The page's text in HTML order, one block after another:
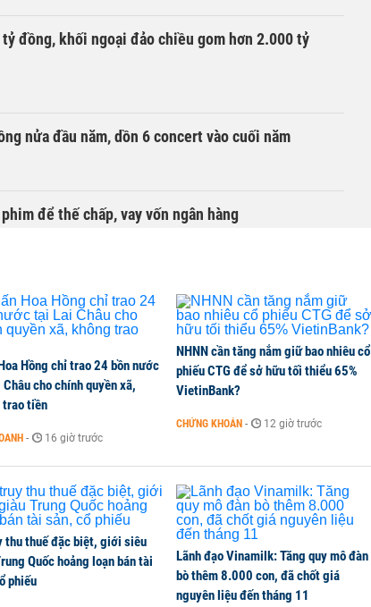
đồng, khối ngoại đảo chiều gom hơn 2.000 tỷ
nửa đầu năm, dồn 6 concert vào cuối năm
để thế chấp, vay vốn ngân hàng
Hồng chỉ trao 24 bồn nước
cho chính quyền xã,
trao tiền
- 16 giờ trước
NHNN cần tăng nắm giữ bao nhiêu cổ
phiếu CTG để sở hữu tối thiểu 65%
VietinBank?
CHỨNG KHOÁN - 12 giờ trước
thu thuế đặc biệt, giới siêu
Quốc hoảng loạn bán tài
phiếu
Lãnh đạo Vinamilk: Tăng quy mô đàn
bò thêm 8.000 con, đã chốt giá
nguyên liệu đến tháng 11